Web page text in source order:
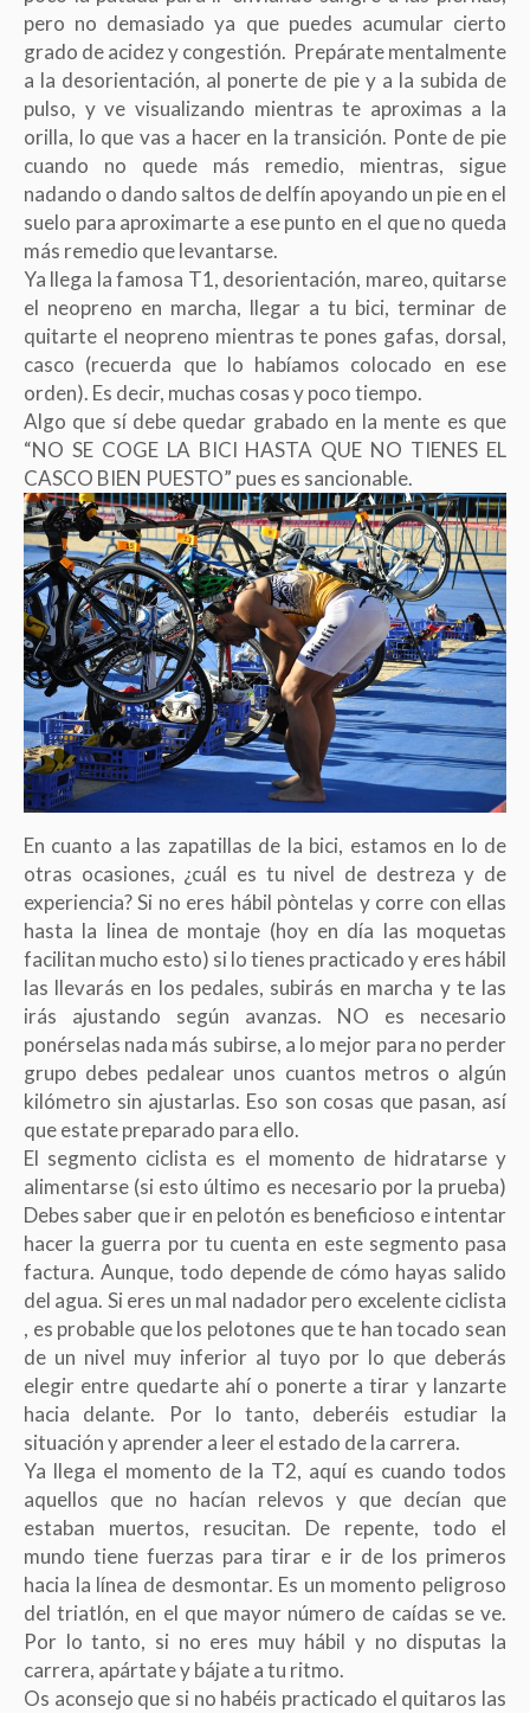
pero no demasiado ya que puedes acumular cierto
grado de acidez y congestión. Prepárate mentalmente
a la desorientación, al ponerte de pie y a la subida de
pulso, y ve visualizando mientras te aproximas a la
orilla, lo que vas a hacer en la transición. Ponte de pie
cuando no quede más remedio, mientras, sigue
nadando o dando saltos de delfín apoyando un pie en el
suelo para aproximarte a ese punto en el que no queda
más remedio que levantarse.
Ya llega la famosa T1, desorientación, mareo, quitarse
el neopreno en marcha, llegar a tu bici, terminar de
quitarte el neopreno mientras te pones gafas, dorsal,
casco (recuerda que lo habíamos colocado en ese
orden). Es decir, muchas cosas y poco tiempo.
Algo que sí debe quedar grabado en la mente es que
“NO SE COGE LA BICI HASTA QUE NO TIENES EL
CASCO BIEN PUESTO” pues es sancionable.
En cuanto a las zapatillas de la bici, estamos en lo de
otras ocasiones, ¿cuál es tu nivel de destreza y de
experiencia? Si no eres hábil pòntelas y corre con ellas
hasta la linea de montaje (hoy en día las moquetas
facilitan mucho esto) si lo tienes practicado y eres hábil
las llevarás en los pedales, subirás en marcha y te las
irás ajustando según avanzas. NO es necesario
ponérselas nada más subirse, a lo mejor para no perder
grupo debes pedalear unos cuantos metros o algún
kilómetro sin ajustarlas. Eso son cosas que pasan, así
que estate preparado para ello.
El segmento ciclista es el momento de hidratarse y
alimentarse (si esto último es necesario por la prueba)
Debes saber que ir en pelotón es beneficioso e intentar
hacer la guerra por tu cuenta en este segmento pasa
factura. Aunque, todo depende de cómo hayas salido
del agua. Si eres un mal nadador pero excelente ciclista
, es probable que los pelotones que te han tocado sean
de un nivel muy inferior al tuyo por lo que deberás
elegir entre quedarte ahí o ponerte a tirar y lanzarte
hacia delante. Por lo tanto, deberéis estudiar la
situación y aprender a leer el estado de la carrera.
Ya llega el momento de la T2, aquí es cuando todos
aquellos que no hacían relevos y que decían que
estaban muertos, resucitan. De repente, todo el
mundo tiene fuerzas para tirar e ir de los primeros
hacia la línea de desmontar. Es un momento peligroso
del triatlón, en el que mayor número de caídas se ve.
Por lo tanto, si no eres muy hábil y no disputas la
carrera, apártate y bájate a tu ritmo.
Os aconsejo que si no habéis practicado el quitaros las